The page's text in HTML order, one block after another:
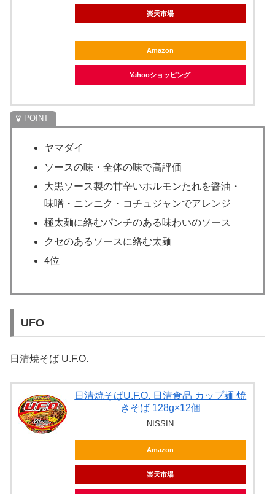
楽天市場
Amazon
Yahooショッピング
ヤマダイ
ソースの味・全体の味で高評価
大黒ソース製の甘辛いホルモンたれを醤油・
味噌・ニンニク・コチュジャンでアレンジ
極太麺に絡むパンチのある味わいのソース
クセのあるソースに絡む太麺
4位
UFO
日清焼そば U.F.O.
日清焼そばU.F.O. 日清食品 カップ麺 焼
きそば 128g×12個
NISSIN
Amazon
楽天市場